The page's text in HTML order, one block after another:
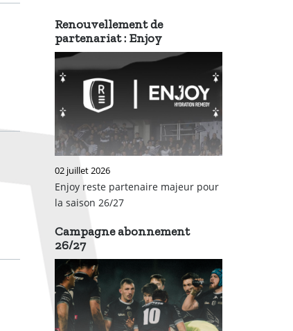
Renouvellement de
partenariat : Enjoy
02 juillet 2026
Enjoy reste partenaire majeur pour
la saison 26/27
Campagne abonnement
26/27